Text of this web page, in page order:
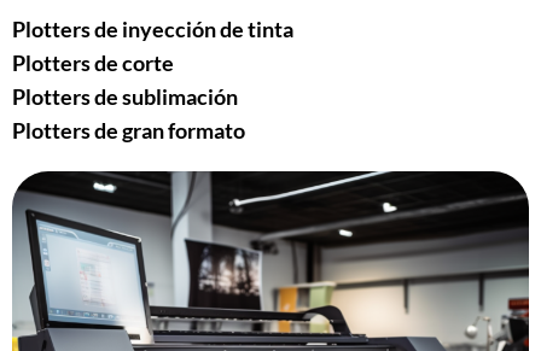
Plotters de inyección de tinta
Plotters de corte
Plotters de sublimación
Plotters de gran formato